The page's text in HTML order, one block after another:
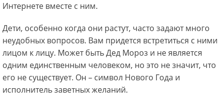
Интернете вместе с ним.
Дети, особенно когда они растут, часто задают много
неудобных вопросов. Вам придется встретиться с ними
лицом к лицу. Может быть Дед Мороз и не является
одним единственным человеком, но это не значит, что
его не существует. Он – символ Нового Года и
исполнитель заветных желаний.